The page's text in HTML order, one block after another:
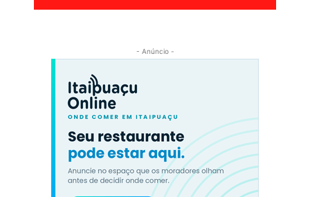
- Anúncio -